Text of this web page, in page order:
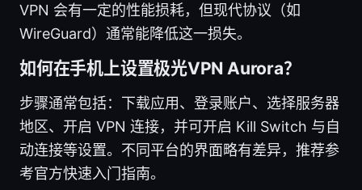
VPN 会有一定的性能损耗，但现代协议（如
WireGuard）通常能降低这一损失。
如何在手机上设置极光VPN Aurora？
步骤通常包括：下载应用、登录账户、选择服务器
地区、开启 VPN 连接，并可开启 Kill Switch 与自
动连接等设置。不同平台的界面略有差异，推荐参
考官方快速入门指南。